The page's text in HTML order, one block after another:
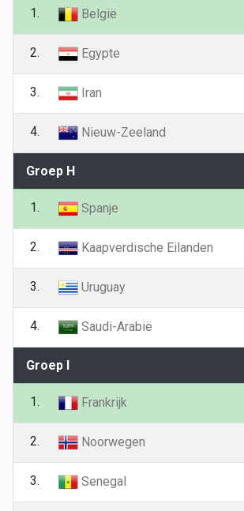
1. België
2. Egypte
3. Iran
4. Nieuw-Zeeland
Groep H
1. Spanje
2. Kaapverdische Eilanden
3. Uruguay
4. Saudi-Arabië
Groep I
1. Frankrijk
2. Noorwegen
3. Senegal